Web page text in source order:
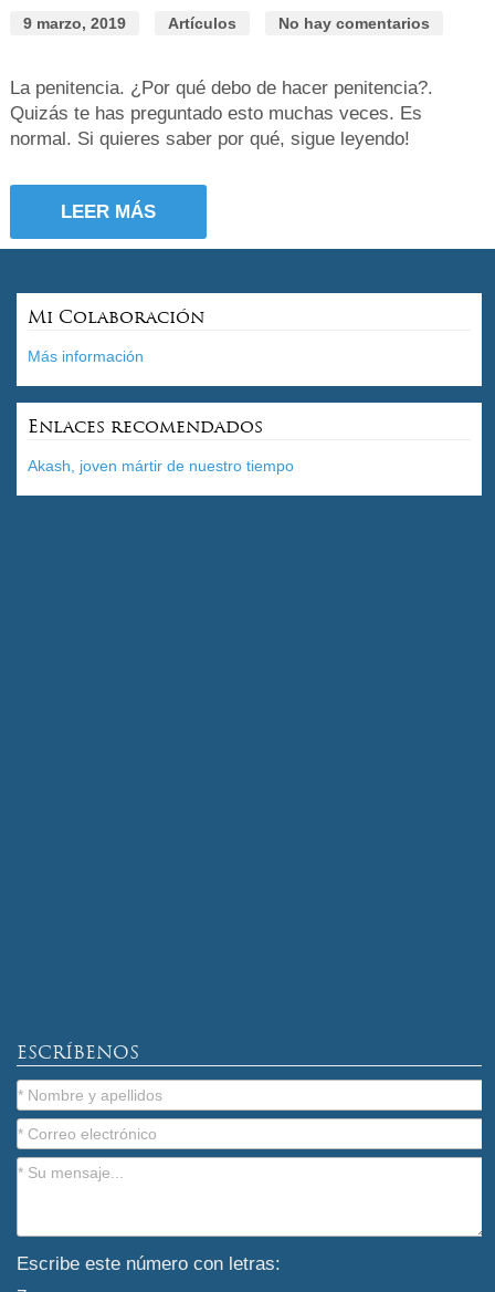
9 marzo, 2019 Artículos No hay comentarios
La penitencia. ¿Por qué debo de hacer penitencia?.
Quizás te has preguntado esto muchas veces. Es
normal. Si quieres saber por qué, sigue leyendo!
LEER MÁS
Mi Colaboración
Más información
Enlaces recomendados
Akash, joven mártir de nuestro tiempo
ESCRÍBENOS
Escribe este número con letras: